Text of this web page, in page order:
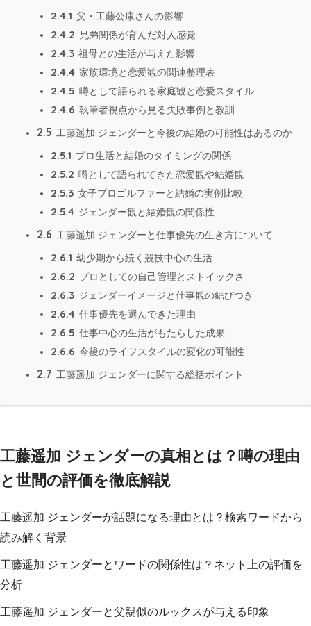
2.4.1 父・工藤公康さんの影響
2.4.2 兄弟関係が育んだ対人感覚
2.4.3 祖母との生活が与えた影響
2.4.4 家族環境と恋愛観の関連整理表
2.4.5 噂として語られる家庭観と恋愛スタイル
2.4.6 執筆者視点から見る失敗事例と教訓
2.5 工藤遥加 ジェンダーと今後の結婚の可能性はあるのか
2.5.1 プロ生活と結婚のタイミングの関係
2.5.2 噂として語られてきた恋愛観や結婚観
2.5.3 女子プロゴルファーと結婚の実例比較
2.5.4 ジェンダー観と結婚観の関係性
2.6 工藤遥加 ジェンダーと仕事優先の生き方について
2.6.1 幼少期から続く競技中心の生活
2.6.2 プロとしての自己管理とストイックさ
2.6.3 ジェンダーイメージと仕事観の結びつき
2.6.4 仕事優先を選んできた理由
2.6.5 仕事中心の生活がもたらした成果
2.6.6 今後のライフスタイルの変化の可能性
2.7 工藤遥加 ジェンダーに関する総括ポイント
工藤遥加 ジェンダーの真相とは？噂の理由
と世間の評価を徹底解説
工藤遥加 ジェンダーが話題になる理由とは？検索ワードから
読み解く背景
工藤遥加 ジェンダーとワードの関係性は？ネット上の評価を
分析
工藤遥加 ジェンダーと父親似のルックスが与える印象